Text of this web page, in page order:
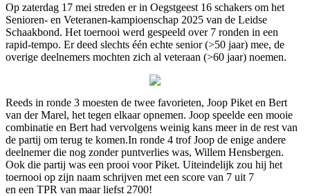
Op zaterdag 17 mei streden er in Oegstgeest 16 schakers om het
Senioren- en Veteranen-kampioenschap 2025 van de Leidse
Schaakbond. Het toernooi werd gespeeld over 7 ronden in een
rapid-tempo. Er deed slechts één echte senior (>50 jaar) mee, de
overige deelnemers mochten zich al veteraan (>60 jaar) noemen.
Reeds in ronde 3 moesten de twee favorieten, Joop Piket en Bert
van der Marel, het tegen elkaar opnemen. Joop speelde een mooie
combinatie en Bert had vervolgens weinig kans meer in de rest van
de partij om terug te komen.In ronde 4 trof Joop de enige andere
deelnemer die nog zonder puntverlies was, Willem Hensbergen.
Ook die partij was een prooi voor Piket. Uiteindelijk zou hij het
toernooi op zijn naam schrijven met een score van 7 uit 7
en een TPR van maar liefst 2700!